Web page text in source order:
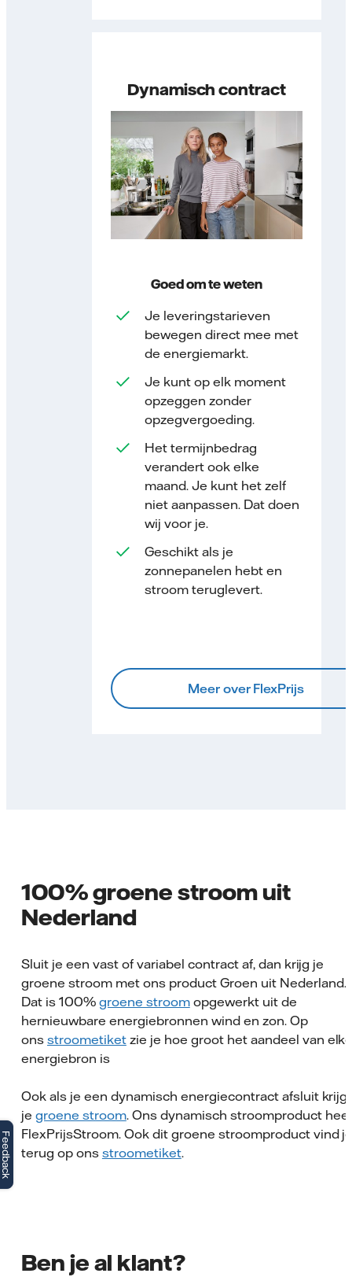
Dynamisch contract
Goed om te weten
Je leveringstarieven
bewegen direct mee met
de energiemarkt.
Je kunt op elk moment
opzeggen zonder
opzegvergoeding.
Het termijnbedrag
verandert ook elke
maand. Je kunt het zelf
niet aanpassen. Dat doen
wij voor je.
Geschikt als je
zonnepanelen hebt en
stroom teruglevert.
Meer over FlexPrijs
100% groene stroom uit
Nederland
Sluit je een vast of variabel contract af, dan krijg je
groene stroom met ons product Groen uit Nederland.
Dat is 100% groene stroomopgewerkt uit de
hernieuwbare energiebronnen wind en zon. Op
ons stroometiketzie je hoe groot het aandeel van
energiebron is
Ook als je een dynamisch energiecontract afsluit krijg
je groene stroom. Ons dynamisch stroomproduct
FlexPrijsStroom. Ook dit groene stroomproduct vind
terug op ons stroometiket.
Ben je al klant?
Feedback